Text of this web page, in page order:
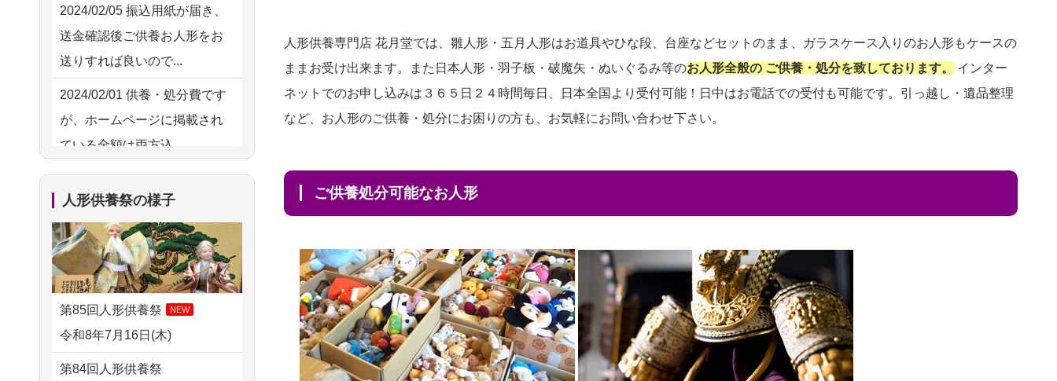
人形供養専門店 花月堂では、雛人形・五月人形はお道具やひな段、台座などセットのまま、ガラスケース入りのお人形もケースの
ままお受け出来ます。また日本人形・羽子板・破魔矢・ぬいぐるみ等のお人形全般の ご供養・処分を致しております。
インター
ネットでのお申し込みは３６５日２４時間毎日、日本全国より受付可能！日中はお電話での受付も可能です。引っ越し・遺品整理
など、お人形のご供養・処分にお困りの方も、お気軽にお問い合わせ下さい。
ご供養処分可能なお人形
愛知県の方からお申込み
2026/08/02 18:47
虎ノ門の方からお申込み
2026/08/02 11:15
千葉県の方からお申込み
2026/08/02 10:39
2026/08/02 09:15
神奈川の方からお申込み
2026/08/02 06:46
相模原の方からお申込み
2026/08/01 19:28
東京都の方からお申込み
供養の内容（料金
や送り方等）がとても丁寧に
説...
つい先日も利用さ
せていただきました。 手続...
人形をきちんと供養してくだ
2026/07/15 子供の頃から可愛
がってきた七段飾りの雛人形
2026/07/15 お客様の声を読
2024/02/05 振込用紙が届き、
送金確認後ご供養お人形をお
送りすれば良いので...
2024/02/01 供養・処分費です
が、ホームページに掲載され
ている金額は両方込...
2024/01/27実家にある七段飾
りの雛人形を処分したいので
すが 母親が高齢...
2024/01/13剥製の供養・処分
をお願いできますか？
が？
人形供養祭の様子
第85回人形供養祭 NEW
令和8年7月16日(木)
第84回人形供養祭